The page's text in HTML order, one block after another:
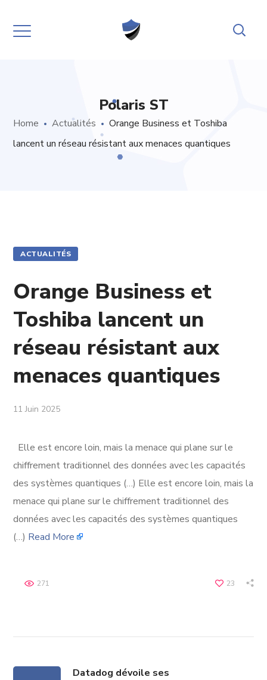
Polaris ST
Home Actualités
Orange Business et Toshiba
lancent un réseau résistant aux menaces quantiques
ACTUALITÉS
Orange Business et
Toshiba lancent un
réseau résistant aux
menaces quantiques
11 Juin 2025
Elle est encore loin, mais la menace qui plane sur le
chiffrement traditionnel des données avec les capacités
des systèmes quantiques (…) Elle est encore loin, mais la
menace qui plane sur le chiffrement traditionnel des
données avec les capacités des systèmes quantiques
(…) Read More
23
271
Datadog dévoile ses